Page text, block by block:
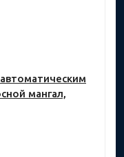
мангал,